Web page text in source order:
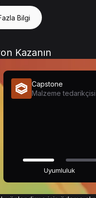
Bilgi
Kazanın
Capstone
Malzeme tedarikçisi
Uyumluluk